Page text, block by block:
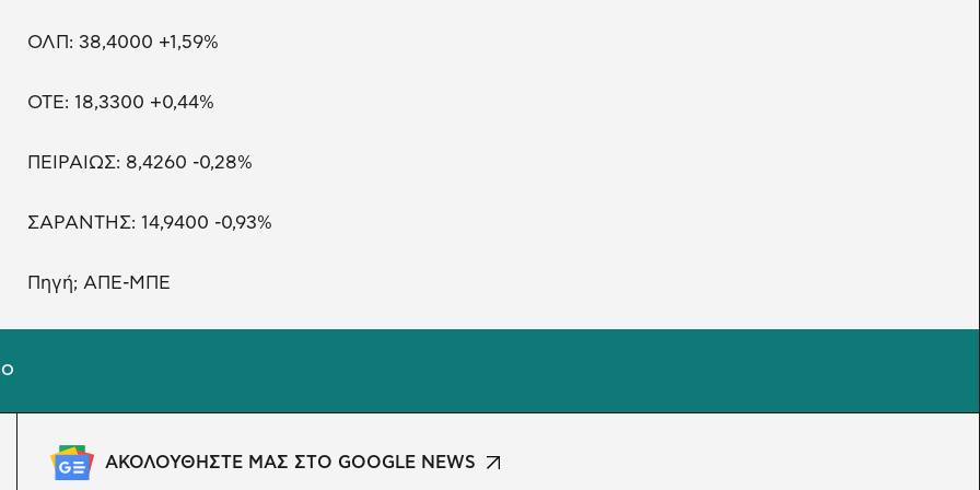
ΟΛΠ: 38,4000 +1,59%
ΟΤΕ: 18,3300 +0,44%
ΠΕΙΡΑΙΩΣ: 8,4260 -0,28%
ΣΑΡΑΝΤΗΣ: 14,9400 -0,93%
Πηγή; ΑΠΕ-ΜΠΕ
ΑΚΟΛΟΥΘΗΣΤΕ ΜΑΣ ΣΤΟ GOOGLE NEWS